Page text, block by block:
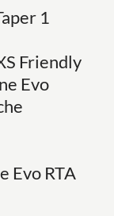
1
Friendly
Evo
Evo RTA